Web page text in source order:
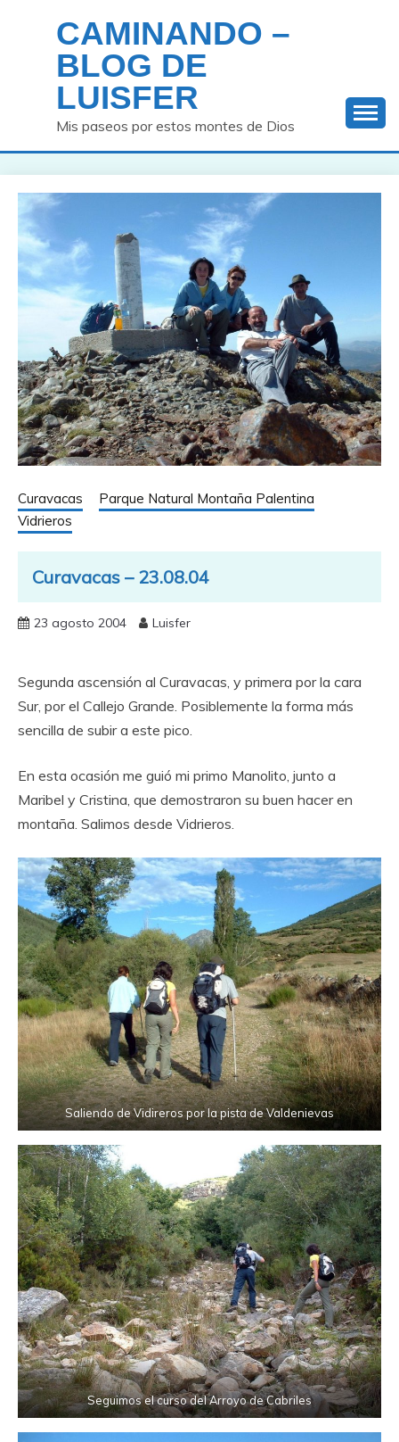
contenido
CAMINANDO –
BLOG DE
LUISFER
Mis paseos por estos montes de Dios
Curavacas
Parque Natural Montaña Palentina
Vidrieros
Curavacas – 23.08.04
23 agosto 2004 Luisfer
Segunda ascensión al Curavacas, y primera por la cara
Sur, por el Callejo Grande. Posiblemente la forma más
sencilla de subir a este pico.
En esta ocasión me guió mi primo Manolito, junto a
Maribel y Cristina, que demostraron su buen hacer en
montaña. Salimos desde Vidrieros.
Saliendo de Vidireros por la pista de Valdenievas
Seguimos el curso del Arroyo de Cabriles